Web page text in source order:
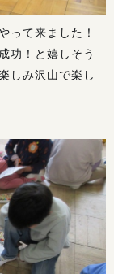
って来ました！
功！と嬉しそう
しみ沢山で楽し